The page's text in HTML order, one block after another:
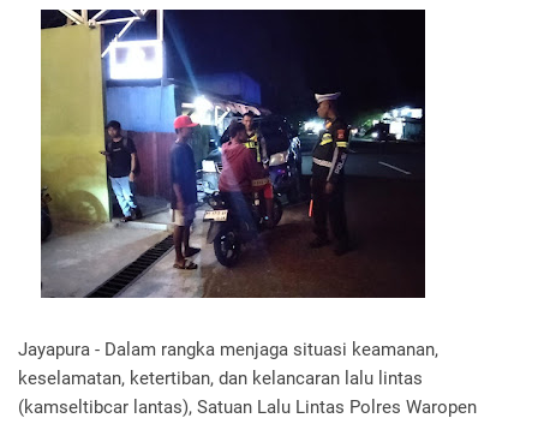
Jayapura - Dalam rangka menjaga situasi keamanan,
keselamatan, ketertiban, dan kelancaran lalu lintas
(kamseltibcar lantas), Satuan Lalu Lintas Polres Waropen